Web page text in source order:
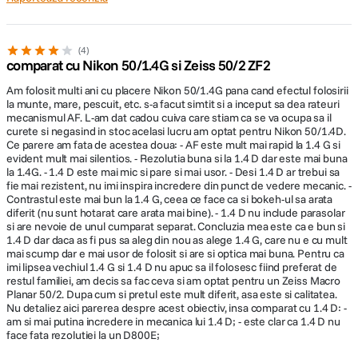
4
comparat cu Nikon 50/1.4G si Zeiss 50/2 ZF2
Am folosit multi ani cu placere Nikon 50/1.4G pana cand efectul folosirii
la munte, mare, pescuit, etc. s-a facut simtit si a inceput sa dea rateuri
mecanismul AF. L-am dat cadou cuiva care stiam ca se va ocupa sa il
curete si negasind in stoc acelasi lucru am optat pentru Nikon 50/1.4D.
Ce parere am fata de acestea doua: - AF este mult mai rapid la 1.4 G si
evident mult mai silentios. - Rezolutia buna si la 1.4 D dar este mai buna
la 1.4G. - 1.4 D este mai mic si pare si mai usor. - Desi 1.4 D ar trebui sa
fie mai rezistent, nu imi inspira incredere din punct de vedere mecanic. -
Contrastul este mai bun la 1.4 G, ceea ce face ca si bokeh-ul sa arata
diferit (nu sunt hotarat care arata mai bine). - 1.4 D nu include parasolar
si are nevoie de unul cumparat separat. Concluzia mea este ca e bun si
1.4 D dar daca as fi pus sa aleg din nou as alege 1.4 G, care nu e cu mult
mai scump dar e mai usor de folosit si are si optica mai buna. Pentru ca
imi lipsea vechiul 1.4 G si 1.4 D nu apuc sa il folosesc fiind preferat de
restul familiei, am decis sa fac ceva si am optat pentru un Zeiss Macro
Planar 50/2. Dupa cum si pretul este mult diferit, asa este si calitatea.
Nu detaliez aici parerea despre acest obiectiv, insa comparat cu 1.4 D: -
am si mai putina incredere in mecanica lui 1.4 D; - este clar ca 1.4 D nu
face fata rezolutiei la un D800E;